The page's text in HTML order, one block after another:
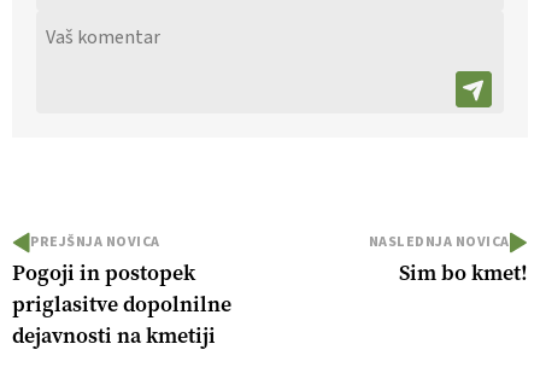
PREJŠNJA NOVICA
Pogoji in postopek
priglasitve dopolnilne
dejavnosti na kmetiji
NASLEDNJA NOVICA
Sim bo kmet!